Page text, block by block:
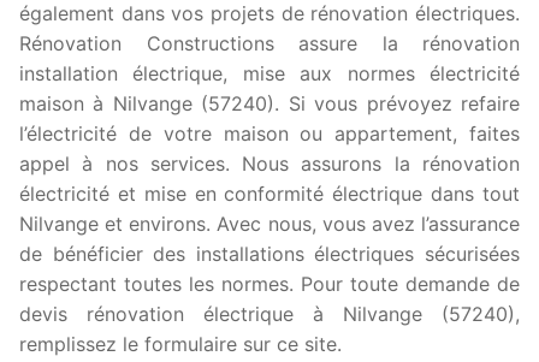
également dans vos projets de rénovation électriques.
Rénovation Constructions assure la rénovation
installation électrique, mise aux normes électricité
maison à Nilvange (57240). Si vous prévoyez refaire
l’électricité de votre maison ou appartement, faites
appel à nos services. Nous assurons la rénovation
électricité et mise en conformité électrique dans tout
Nilvange et environs. Avec nous, vous avez l’assurance
de bénéficier des installations électriques sécurisées
respectant toutes les normes. Pour toute demande de
devis rénovation électrique à Nilvange (57240),
remplissez le formulaire sur ce site.